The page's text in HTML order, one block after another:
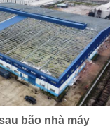
bão nhà máy